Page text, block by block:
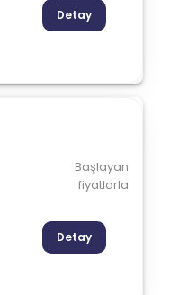
Detay
Başlayan
fiyatlarla
Detay